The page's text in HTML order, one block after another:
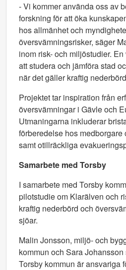
- Vi kommer använda oss av
forskning för att öka
hos allmänhet och
översvämningsrisker, säger
inom risk- och miljöstudier. En
att studera och jämföra stad
när det gäller kraftig
Projektet tar inspiration från
översvämningar i Gävle och
Utmaningarna inkluderar
förberedelse hos medborgare
samt otillräckliga
Samarbete med Torsby
I samarbete med Torsby
pilotstudie om Klarälven och
kraftig nederbörd och
sjöar.
Malin Jonsson, miljö- och
kommun och Sara
Torsby kommun är ansvariga